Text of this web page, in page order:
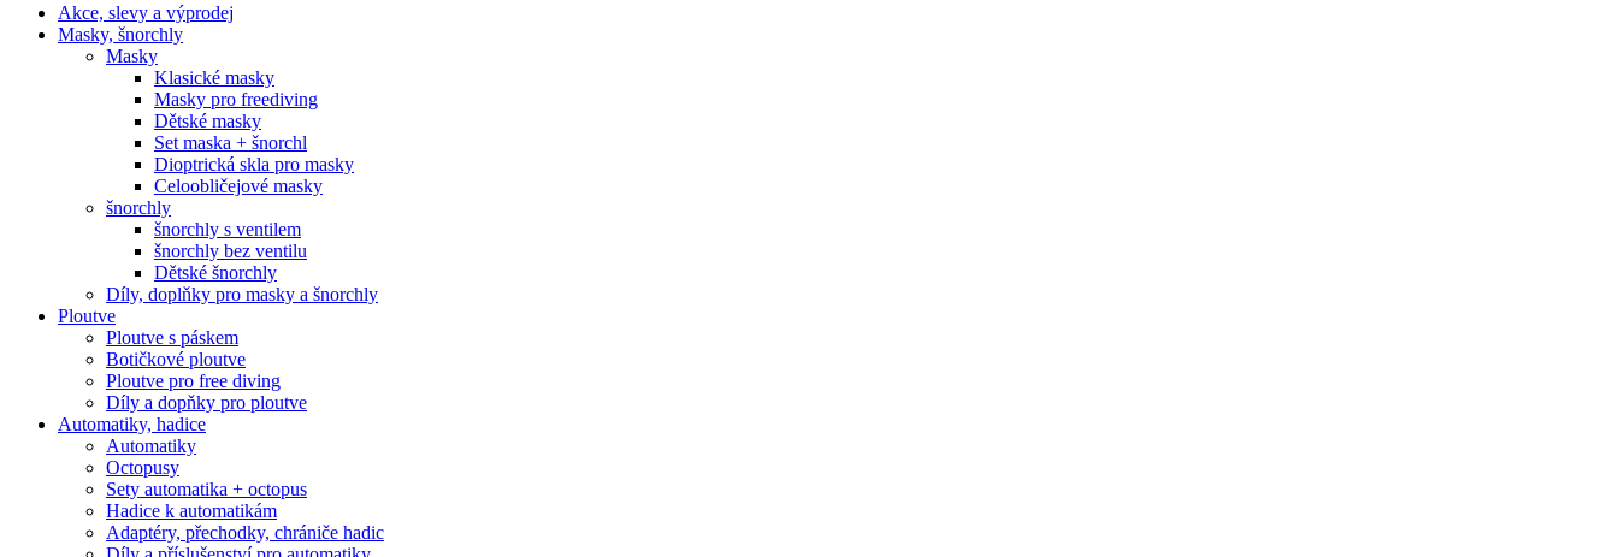
Akce, slevy a výprodej
Masky, šnorchly
Masky
Klasické masky
Masky pro freediving
Dětské masky
Set maska + šnorchl
Dioptrická skla pro masky
Celoobličejové masky
šnorchly
šnorchly s ventilem
šnorchly bez ventilu
Dětské šnorchly
Díly, doplňky pro masky a šnorchly
Ploutve
Ploutve s páskem
Botičkové ploutve
Ploutve pro free diving
Díly a dopňky pro ploutve
Automatiky, hadice
Automatiky
Octopusy
Sety automatika + octopus
Hadice k automatikám
Adaptéry, přechodky, chrániče hadic